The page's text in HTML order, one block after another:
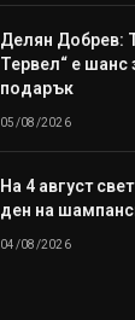
Делян Добрев:
Тервел“ е шанс
подарък
05/08/2026
На 4 август
ден на
04/08/2026